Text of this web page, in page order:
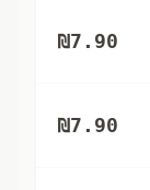
₪7.90
₪7.90